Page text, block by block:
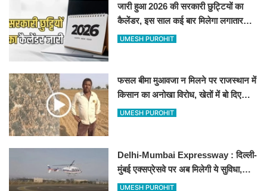
जारी हुआ 2026 की सरकारी छुट्टियों का
कैलेंडर, इस साल कई बार मिलेगा लगातार
अवकाश, देखें
UMESH PUROHIT
फसल बीमा मुआवजा न मिलने पर राजस्थान में
किसान का अनोखा विरोध, खेतों में बो दिए
500-500 रुपए के नोट, वीडियो वायरल
UMESH PUROHIT
Delhi-Mumbai Expressway : दिल्ली-
मुंबई एक्सप्रेसवे पर अब मिलेगी ये सुविधा,
हेलीकॉप्टर सर्विस से तुरंत घायल पहुंचेगा
UMESH PUROHIT